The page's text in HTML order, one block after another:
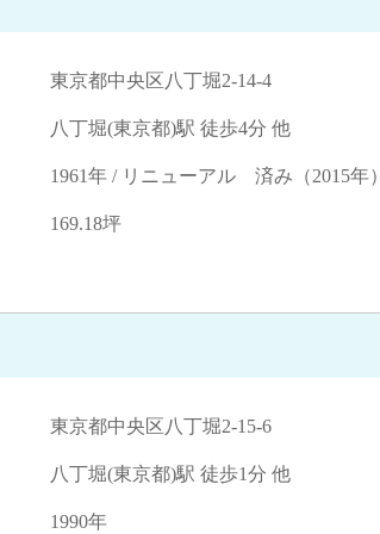
東京都中央区八丁堀2-14-4
八丁堀(東京都)駅 徒歩4分 他
1961年 / リニューアル 済み（2015年）
169.18坪
東京都中央区八丁堀2-15-6
八丁堀(東京都)駅 徒歩1分 他
1990年